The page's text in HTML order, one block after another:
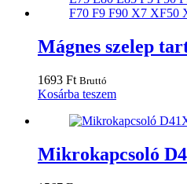
Mágnes szelep
1693 Ft Bruttó
Kosárba teszem
Mikrokapcsoló